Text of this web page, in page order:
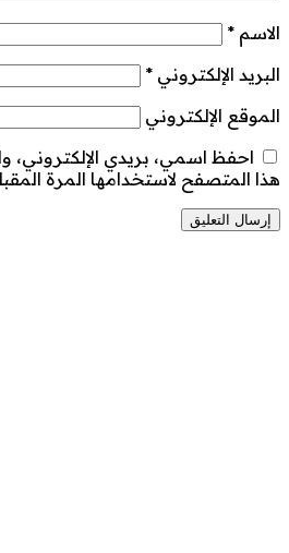
الاسم *
البريد الإلكتروني *
الموقع الإلكتروني
احفظ اسمي، بريدي الإلكتروني،
هذا المتصفح لاستخدامها المرة